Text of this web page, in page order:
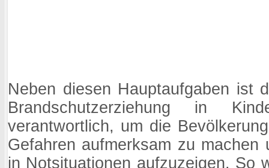
Neben diesen Hauptaufgaben ist
Brandschutzerziehung in
verantwortlich, um die
Gefahren aufmerksam zu machen
in Notsituationen aufzuzeigen. So